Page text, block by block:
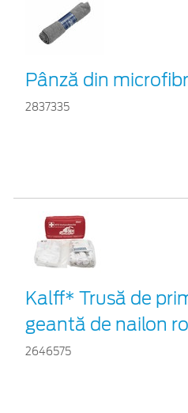
Pânză din
2837335
Kalff* Trusă de
geantă de nailon
2646575